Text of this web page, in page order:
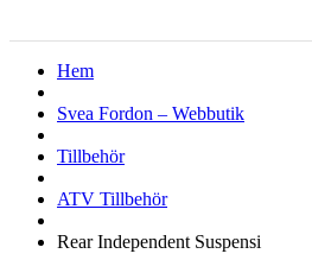
Hem
Svea Fordon – Webbutik
Tillbehör
ATV Tillbehör
Rear Independent Suspensi